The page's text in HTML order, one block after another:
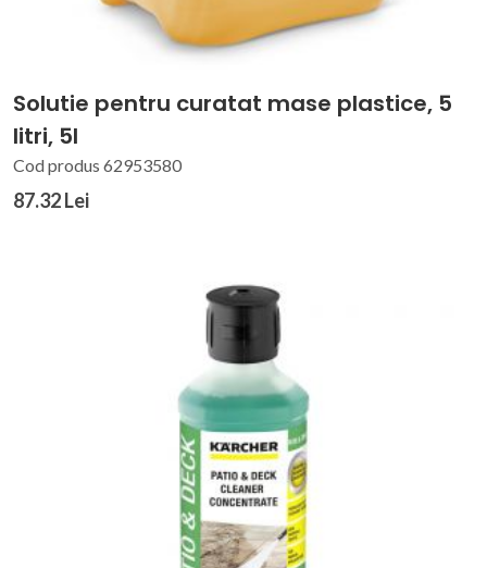
Solutie pentru curatat mase plastice, 5
litri, 5l
Cod produs 62953580
87.32 Lei